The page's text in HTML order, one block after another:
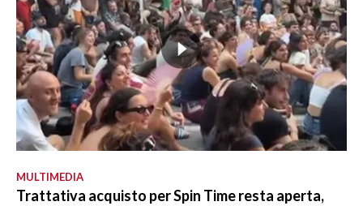
MULTIMEDIA
Trattativa acquisto per Spin Time resta aperta,